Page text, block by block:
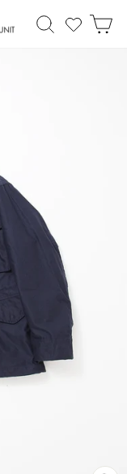
Search